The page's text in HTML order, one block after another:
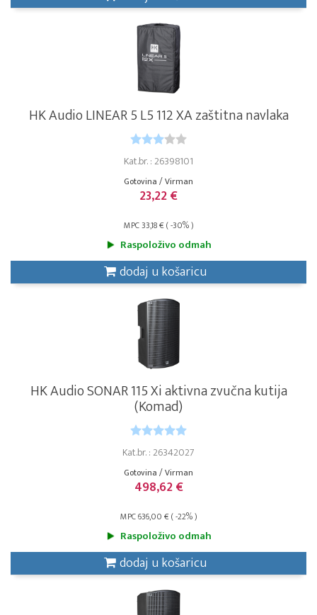
HK Audio LINEAR 5 L5 112 XA zaštitna navlaka
Kat.br. : 26398101
Gotovina / Virman
23,22 €
MPC 33,18 € ( -30% )
Raspoloživo odmah
dodaj u košaricu
HK Audio SONAR 115 Xi aktivna zvučna kutija
(Komad)
Kat.br. : 26342027
Gotovina / Virman
498,62 €
MPC 636,00 € ( -22% )
Raspoloživo odmah
dodaj u košaricu